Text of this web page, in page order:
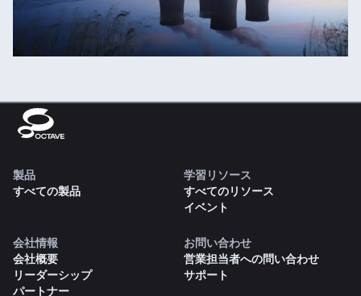
製品
すべての製品
学習リソース
すべてのリソース
イベント
会社情報
会社概要
リーダーシップ
パートナー
お問い合わせ
営業担当者への問い合わせ
サポート